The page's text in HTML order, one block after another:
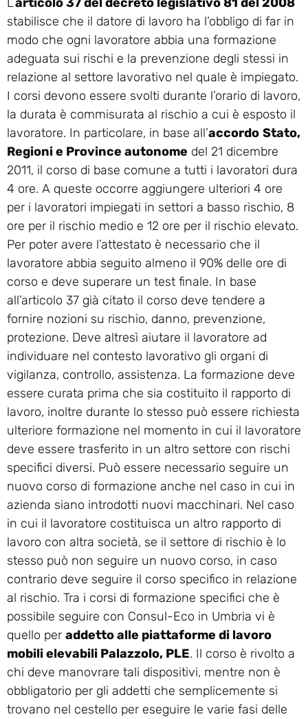
stabilisce che il datore di lavoro ha l’obbligo di far in
modo che ogni lavoratore abbia una formazione
adeguata sui rischi e la prevenzione degli stessi in
relazione al settore lavorativo nel quale è impiegato.
I corsi devono essere svolti durante l’orario di lavoro,
la durata è commisurata al rischio a cui è esposto il
lavoratore. In particolare, in base all’accordo Stato,
Regioni e Province autonome del 21 dicembre
2011, il corso di base comune a tutti i lavoratori dura
4 ore. A queste occorre aggiungere ulteriori 4 ore
per i lavoratori impiegati in settori a basso rischio, 8
ore per il rischio medio e 12 ore per il rischio elevato.
Per poter avere l’attestato è necessario che il
lavoratore abbia seguito almeno il 90% delle ore di
corso e deve superare un test finale. In base
all’articolo 37 già citato il corso deve tendere a
fornire nozioni su rischio, danno, prevenzione,
protezione. Deve altresì aiutare il lavoratore ad
individuare nel contesto lavorativo gli organi di
vigilanza, controllo, assistenza. La formazione deve
essere curata prima che sia costituito il rapporto di
lavoro, inoltre durante lo stesso può essere richiesta
ulteriore formazione nel momento in cui il lavoratore
deve essere trasferito in un altro settore con rischi
specifici diversi. Può essere necessario seguire un
nuovo corso di formazione anche nel caso in cui in
azienda siano introdotti nuovi macchinari. Nel caso
in cui il lavoratore costituisca un altro rapporto di
lavoro con altra società, se il settore di rischio è lo
stesso può non seguire un nuovo corso, in caso
contrario deve seguire il corso specifico in relazione
al rischio. Tra i corsi di formazione specifici che è
possibile seguire con Consul-Eco in Umbria vi è
quello per addetto alle piattaforme di lavoro
mobili elevabili Palazzolo, PLE. Il corso è rivolto a
chi deve manovrare tali dispositivi, mentre non è
obbligatorio per gli addetti che semplicemente si
trovano nel cestello per eseguire le varie fasi delle